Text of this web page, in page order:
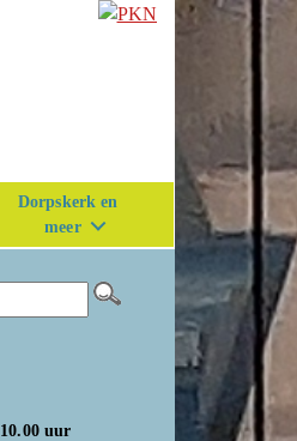
Dorpskerk en
meer
10.00 uur